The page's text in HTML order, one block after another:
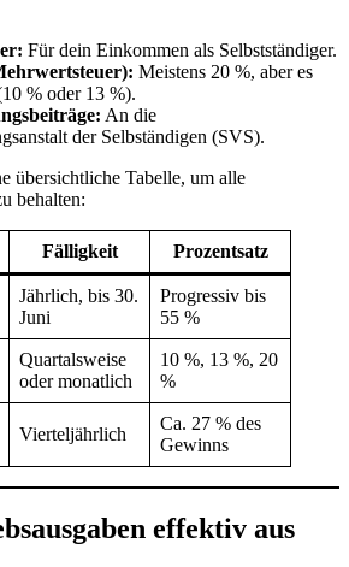
Für dein Einkommen als Selbstständiger.
Meistens 20 %, aber es
% oder 13 %).
An die
der Selbständigen (SVS).
übersichtliche Tabelle, um alle
behalten:
Fälligkeit Prozentsatz
Jährlich, bis 30.
Juni
Progressiv bis
55 %
Quartalsweise
oder monatlich
10 %, 13 %, 20
%
Vierteljährlich
Ca. 27 % des
Gewinns
effektiv aus